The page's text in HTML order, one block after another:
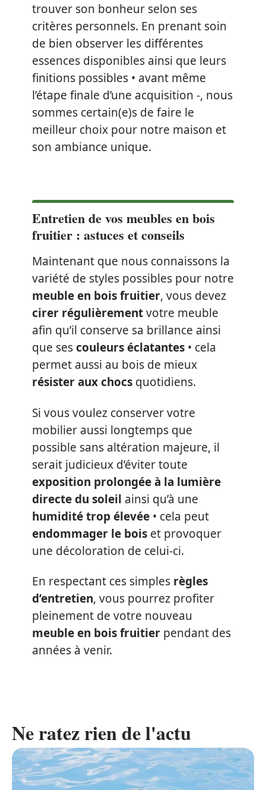
trouver son bonheur selon ses
critères personnels. En prenant soin
de bien observer les différentes
essences disponibles ainsi que leurs
finitions possibles • avant même
l’étape finale d’une acquisition -, nous
sommes certain(e)s de faire le
meilleur choix pour notre maison et
son ambiance unique.
Entretien de vos meubles en bois
fruitier : astuces et conseils
Maintenant que nous connaissons la
variété de styles possibles pour notre
meuble en bois fruitier, vous devez
cirer régulièrementvotre meuble
afin qu’il conserve sa brillance ainsi
que sescouleurs éclatantes • cela
permet aussi au bois de mieux
résister aux chocs quotidiens.
Si vous voulez conserver votre
mobilier aussi longtemps que
possible sans altération majeure, il
serait judicieux d’éviter toute
exposition prolongée à la lumière
directe du soleil ainsi qu’à une
humidité trop élevée • cela peut
endommager le bois et provoquer
une décoloration de celui-ci.
En respectant ces simples règles
d’entretien, vous pourrez profiter
pleinement de votre nouveau
meuble en bois fruitier pendant des
années à venir.
Ne ratez rien de l'actu